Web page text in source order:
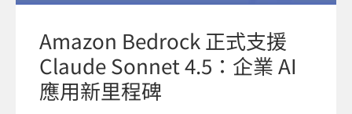
Amazon Bedrock 正式支援
Claude Sonnet 4.5：企業 AI
應用新里程碑